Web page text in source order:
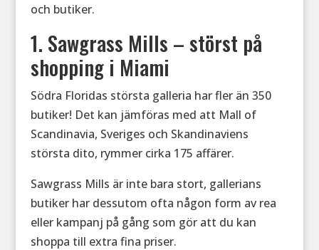
och butiker.
1. Sawgrass Mills – störst på
shopping i Miami
Södra Floridas största galleria har fler än 350
butiker! Det kan jämföras med att Mall of
Scandinavia, Sveriges och Skandinaviens
största dito, rymmer cirka 175 affärer.
Sawgrass Mills är inte bara stort, gallerians
butiker har dessutom ofta någon form av rea
eller kampanj på gång som gör att du kan
shoppa till extra fina priser.